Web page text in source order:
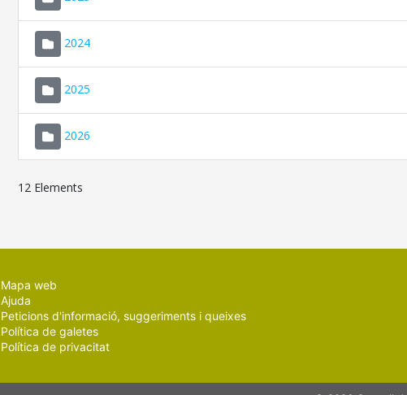
2024
2025
2026
12 Elements
Mapa web
Ajuda
Peticions d'informació, suggeriments i queixes
Política de galetes
Política de privacitat